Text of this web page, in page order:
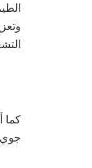
كما
جوي